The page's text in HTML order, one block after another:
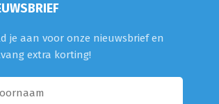
je aan voor onze nieuwsbrief en
extra korting!